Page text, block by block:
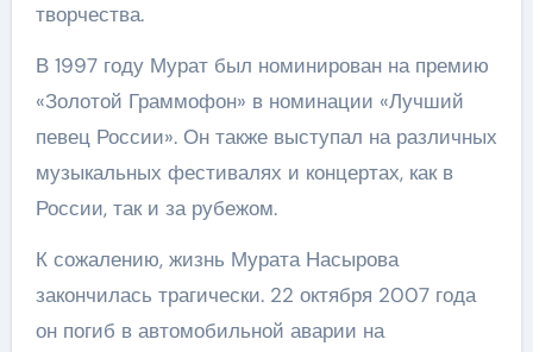
творчества.
В 1997 году Мурат был номинирован на премию
«Золотой Граммофон» в номинации «Лучший
певец России». Он также выступал на различных
музыкальных фестивалях и концертах, как в
России, так и за рубежом.
К сожалению, жизнь Мурата Насырова
закончилась трагически. 22 октября 2007 года
он погиб в автомобильной аварии на